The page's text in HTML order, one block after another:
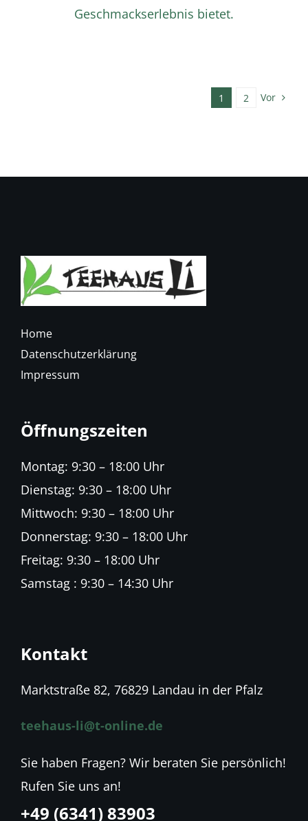
Geschmackserlebnis bietet.
1 2 Vor
Home
Datenschutzerklärung
Impressum
Öffnungszeiten
Montag: 9:30 – 18:00 Uhr
Dienstag: 9:30 – 18:00 Uhr
Mittwoch: 9:30 – 18:00 Uhr
Donnerstag: 9:30 – 18:00 Uhr
Freitag: 9:30 – 18:00 Uhr
Samstag : 9:30 – 14:30 Uhr
Kontakt
Marktstraße 82, 76829 Landau in der Pfalz
teehaus-li@t-online.de
Sie haben Fragen? Wir beraten Sie persönlich!
Rufen Sie uns an!
+49 (6341) 83903